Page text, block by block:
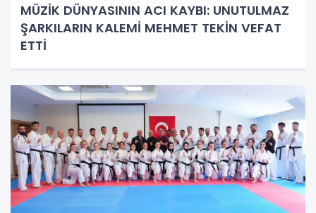
MÜZİK DÜNYASININ ACI KAYBI: UNUTULMAZ
ŞARKILARIN KALEMİ MEHMET TEKİN VEFAT
ETTİ